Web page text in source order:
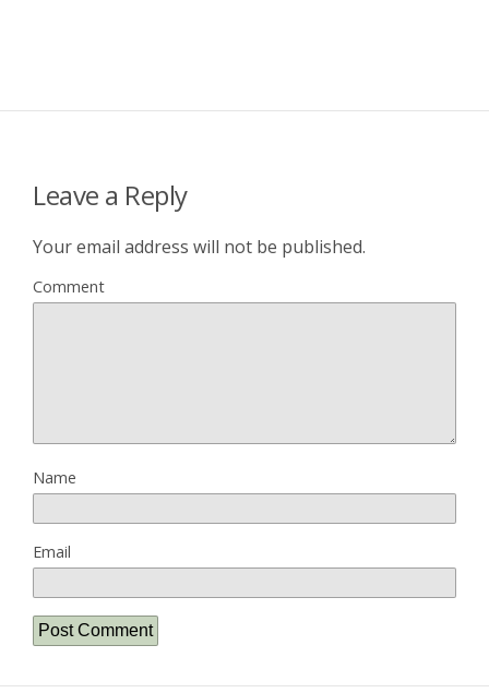
Leave a Reply
Your email address will not be published.
Comment
Name
Email